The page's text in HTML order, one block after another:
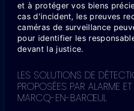
et à protéger vos biens
cas d'incident, les preuves
caméras de surveillance
pour identifier les
devant la justice.
LES SOLUTIONS DE
PROPOSÉES PAR ALARME
MARCQ-EN-BARŒUL